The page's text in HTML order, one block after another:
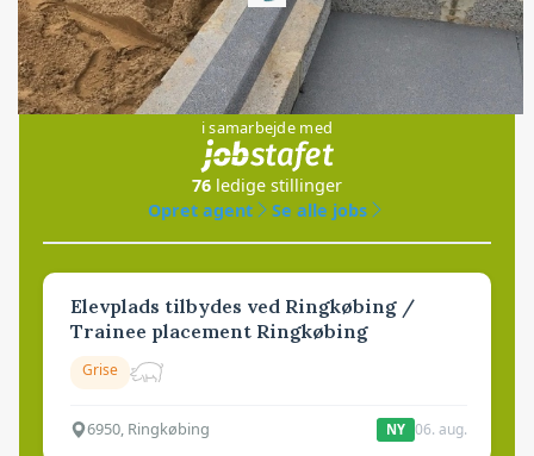
Jobs
i samarbejde med
76 ledige stillinger
Opret agent
Se alle jobs
Elevplads tilbydes ved Ringkøbing /
Trainee placement Ringkøbing
Grise
6950, Ringkøbing NY 06. aug.